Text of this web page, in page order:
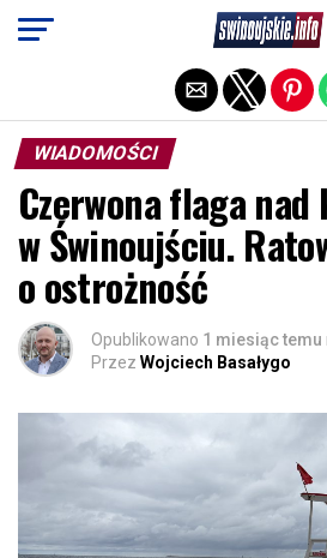
WIADOMOŚCI
Czerwona flaga
w Świnoujściu.
o ostrożność
Opublikowano 1 miesiąc temu
Przez Wojciech Basałygo
Exit mobile